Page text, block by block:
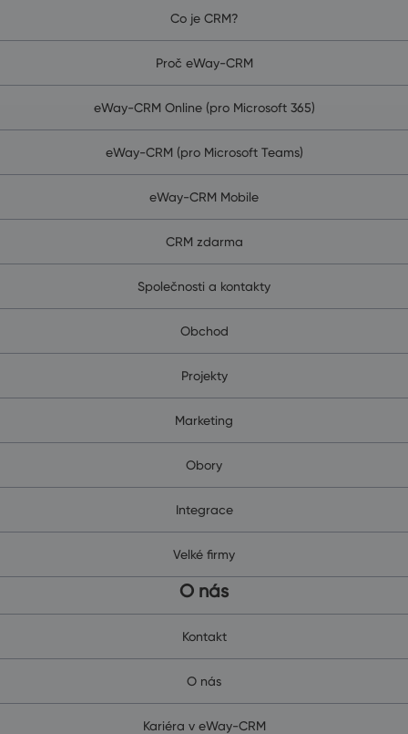
Co je CRM?
Proč eWay-CRM
eWay-CRM Online (pro Microsoft 365)
eWay-CRM (pro Microsoft Teams)
eWay-CRM Mobile
CRM zdarma
Společnosti a kontakty
Obchod
Projekty
Marketing
Obory
Integrace
Velké firmy
O nás
Kontakt
O nás
Kariéra v eWay-CRM